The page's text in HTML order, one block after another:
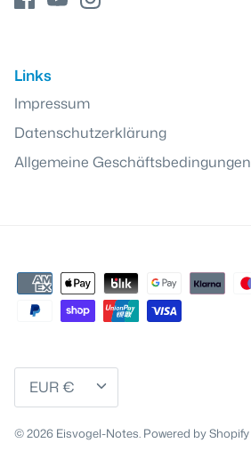
Links
Impressum
Datenschutzerklärung
Allgemeine Geschäftsbedingungen
Währung
EUR €
© 2026 Eisvogel-Notes. Powered by Shopify